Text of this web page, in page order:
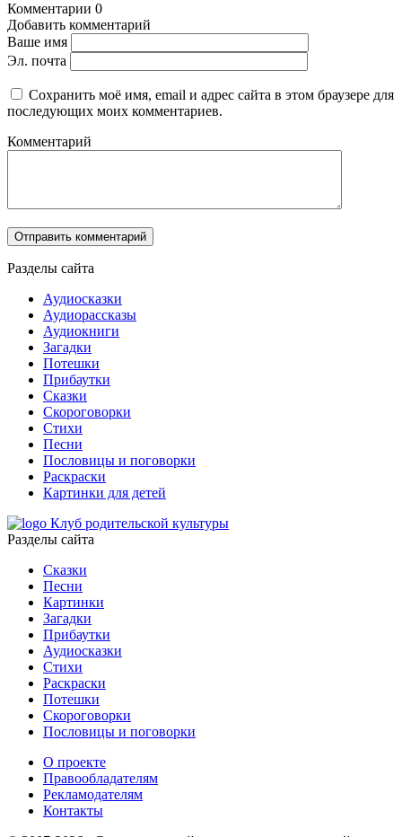
Комментарии 0
Добавить комментарий
Ваше имя
Эл. почта
Сохранить моё имя, email и адрес сайта в этом браузере для
последующих моих комментариев.
Комментарий
Разделы сайта
Аудиосказки
Аудиорассказы
Аудиокниги
Загадки
Потешки
Прибаутки
Сказки
Скороговорки
Стихи
Песни
Пословицы и поговорки
Раскраски
Картинки для детей
Клуб родительской культуры
Разделы сайта
Сказки
Песни
Картинки
Загадки
Прибаутки
Аудиосказки
Стихи
Раскраски
Потешки
Скороговорки
Пословицы и поговорки
О проекте
Правообладателям
Рекламодателям
Контакты